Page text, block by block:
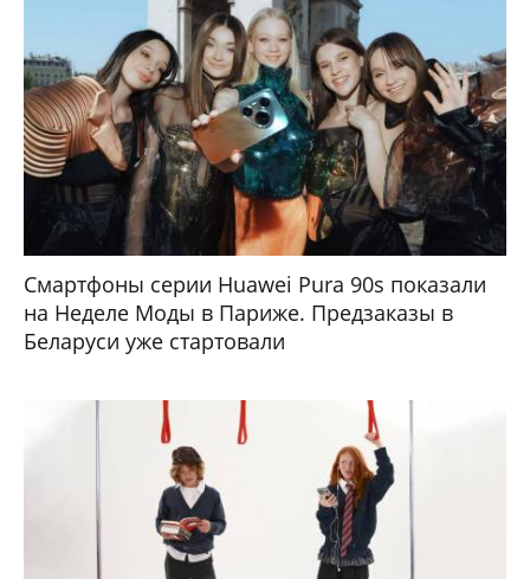
Смартфоны серии Huawei Pura 90s показали
на Неделе Моды в Париже. Предзаказы в
Беларуси уже стартовали